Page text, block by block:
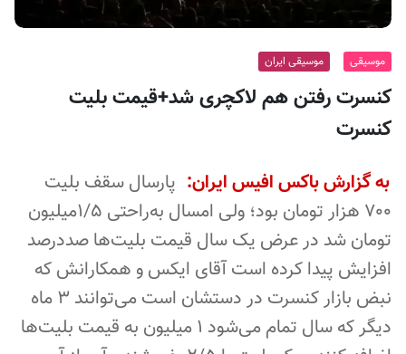
موسیقی موسیقی ایران
کنسرت رفتن هم لاکچری شد+قیمت بلیت
کنسرت
به گزارش باکس افیس ایران: پارسال سقف بلیت
۷۰۰ هزار تومان بود؛ ولی امسال به‌راحتی ۱/۵میلیون
تومان شد در عرض یک سال قیمت بلیت‌ها صددرصد
افزایش پیدا کرده است آقای ایکس و همکارانش که
نبض بازار کنسرت در دستشان است می‌توانند ۳ ماه
دیگر که سال تمام می‌شود ۱ میلیون به قیمت بلیت‌ها